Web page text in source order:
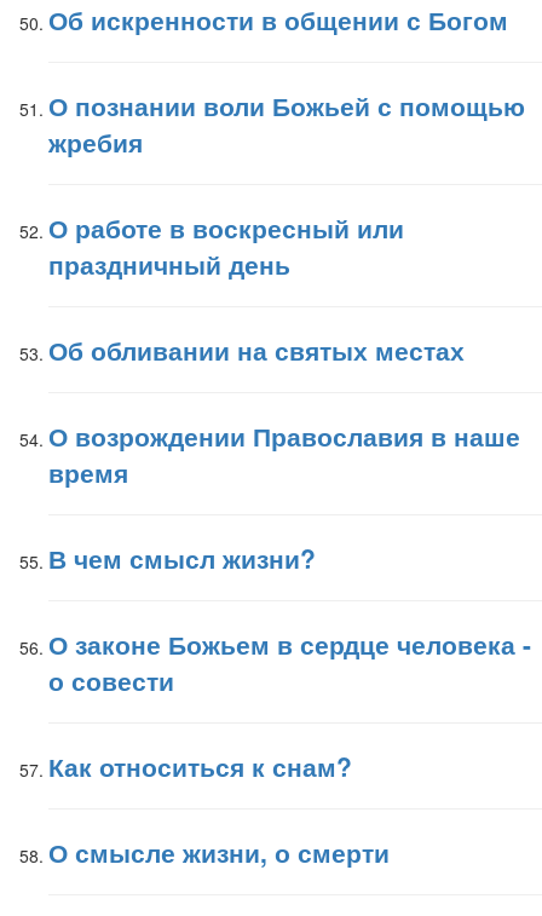
Об искренности в общении с Богом
О познании воли Божьей с помощью
жребия
О работе в воскресный или
праздничный день
Об обливании на святых местах
О возрождении Православия в наше
время
В чем смысл жизни?
О законе Божьем в сердце человека -
о совести
Как относиться к снам?
О смысле жизни, о смерти